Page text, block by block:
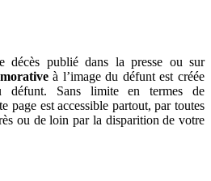
décès publié dans la presse ou sur
à l’image du défunt est créée
défunt. Sans limite en termes de
page est accessible partout, par toutes
ou de loin par la disparition de votre